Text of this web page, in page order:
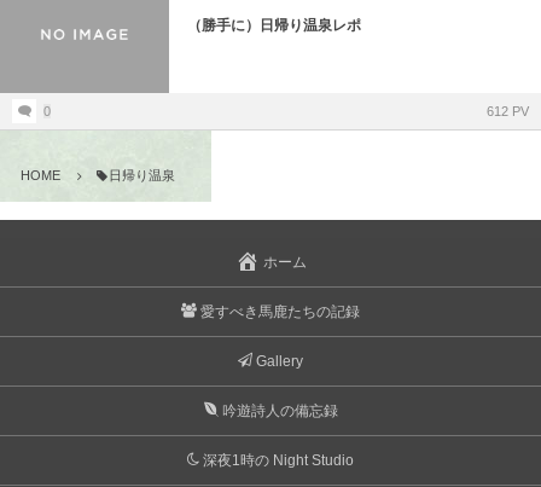
（勝手に）日帰り温泉レポ
0 612 PV
HOME 日帰り温泉
ホーム
愛すべき馬鹿たちの記録
Gallery
吟遊詩人の備忘録
深夜1時の Night Studio